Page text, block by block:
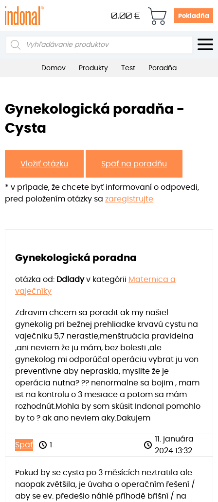
0.00 € Pokladňa
Products
Domov Produkty Test Poradňa
Gynekologická poradňa -
Cysta
Vložiť otázku Späť na poradňu
* v prípade, že chcete byť informovaní o odpovedi,
pred položením otázky sa zaregistrujte
Gynekologická poradna
otázka od: Ddlady v kategórii Maternica a
vaječníky
Zdravim chcem sa poradit ak my našiel
gynekolig pri bežnej prehliadke krvavú cystu na
vaječniku 5,7 nerastie,menštruácia pravidelna
,ani neviem že ju mám, bez bolesti ,ale
gynekolog mi odporúčal operáciu vybrat ju von
preventívne aby nepraskla, myslite že je
operácia nutna? ?? nenormalne sa bojim , mam
ist na kontrolu o 3 mesiace a potom sa mám
rozhodnút.Mohla by som skúsit Indonal pomohlo
by to ? ak ano neviem aky.Dakujem
Späť 1
11. januára
2024 13:32
Pokud by se cysta po 3 měsících neztratila ale
naopak zvětšila, je úvaha o operačním řešení /
aby se ev. předešlo náhlé příhodě břišní / na